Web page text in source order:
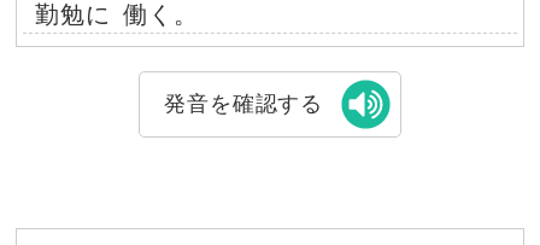
勤勉に 働く。
発音を確認する